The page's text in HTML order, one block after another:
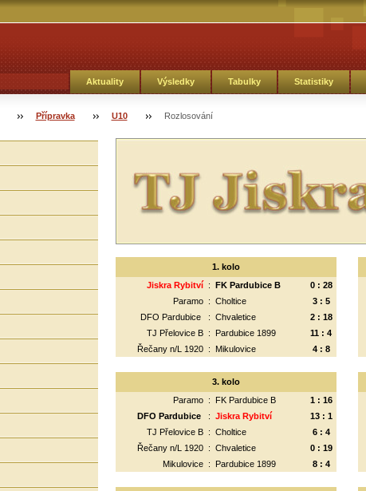
Aktuality Výsledky Tabulky Statistiky
Přípravka U10 Rozlosování
1. kolo
Jiskra Rybitví
: FK Pardubice B 0 : 28
Paramo
: Choltice 3 : 5
DFO Pardubice
: Chvaletice 2 : 18
TJ Přelovice B
: Pardubice 1899 11 : 4
Řečany n/L 1920
: Mikulovice 4 : 8
3. kolo
Paramo
: FK Pardubice B 1 : 16
DFO Pardubice
: Jiskra Rybitví 13 : 1
TJ Přelovice B
: Choltice 6 : 4
Řečany n/L 1920
: Chvaletice 0 : 19
Mikulovice
: Pardubice 1899 8 : 4